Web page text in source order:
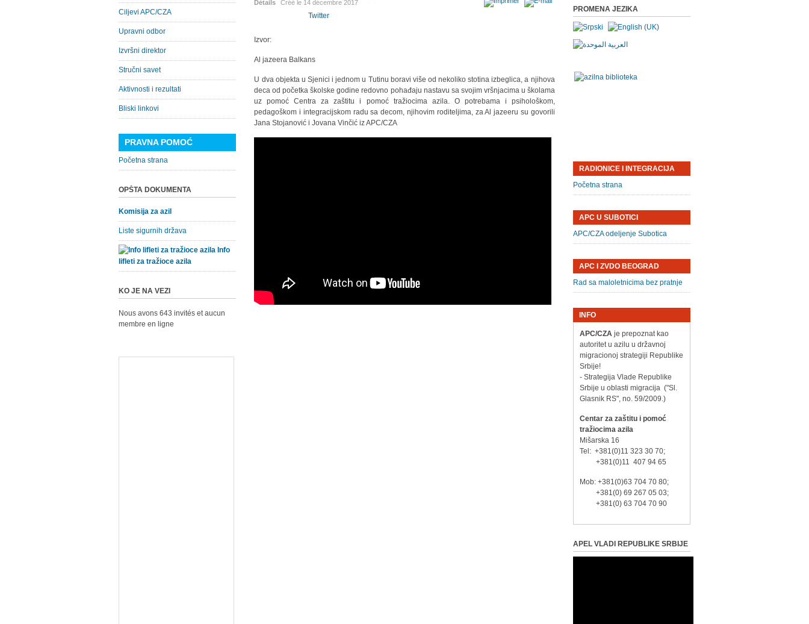
Détails Créé le 14 décembre 2017
Twitter
Izvor:
Al jazeera Balkans
U dva objekta u Sjenici i jednom u Tutinu boravi više od nekoliko stotina izbeglica, a njihova
deca od početka školske godine redovno pohađaju nastavu sa svojim vršnjacima u školama
uz pomoć Centra za zaštitu i pomoć tražiocima azila. O potrebama i psihološkom,
pedagoškom i integracijskom radu sa decom, njihovim roditeljima, za Al jazeeru su govorili
Jana Stojanović i Jovana Vinčić iz APC/CZA
Ciljevi APC/CZA
Upravni odbor
Izvršni direktor
Stručni savet
Aktivnosti i rezultati
Bliski linkovi
PRAVNA POMOĆ
Početna strana
OPŠTA DOKUMENTA
Komisija za azil
Liste sigurnih država
Info
lifleti za tražioce azila
KO JE NA VEZI
Nous avons 643 invités et aucun
membre en ligne
PROMENA JEZIKA
RADIONICE I INTEGRACIJA
Početna strana
APC U SUBOTICI
APC/CZA odeljenje Subotica
APC I ZVDO BEOGRAD
Rad sa maloletnicima bez pratnje
INFO
APC/CZAje prepoznat kao
autoritet u azilu u državnoj
migracionoj strategiji Republike
Srbije!
- Strategija Vlade Republike
Srbije u oblasti migracija ("Sl.
Glasnik RS", no. 59/2009.)
Centar za zaštitu i pomoć
tražiocima azila
Mišarska 16
Tel: +381(0)11 323 30 70;
+381(0)11 407 94 65
Mob: +381(0)63 704 70 80;
+381(0) 69 267 05 03;
+381(0) 63 704 70 90
APEL VLADI REPUBLIKE SRBIJE